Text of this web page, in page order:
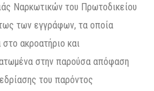
Ναρκωτικών του Πρωτοδικείου
των εγγράφων, τα οποία
ακροατήριο και
στην παρούσα απόφαση
του παρόντος